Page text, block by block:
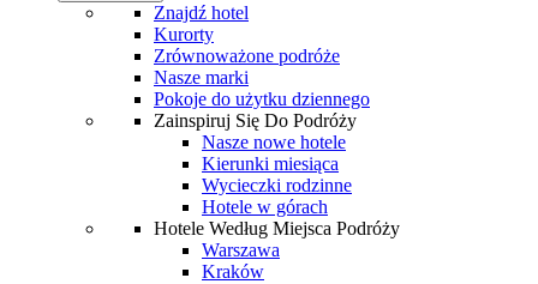
Znajdź hotel
Kurorty
Zrównoważone podróże
Nasze marki
Pokoje do użytku dziennego
Zainspiruj Się Do Podróży
Nasze nowe hotele
Kierunki miesiąca
Wycieczki rodzinne
Hotele w górach
Hotele Według Miejsca Podróży
Warszawa
Kraków